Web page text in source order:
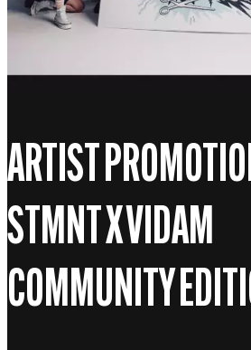
ARTIST
STMNT X VIDAM
COMMUNITY